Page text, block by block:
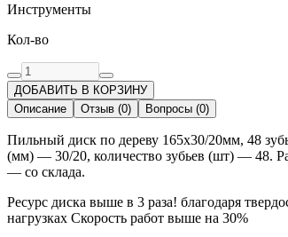
Инструменты
Кол-во
ДОБАВИТЬ В КОРЗИНУ
Описание
Отзыв (0) Вопросы (0)
Пильный диск по дереву 165x30/20мм, 48
(мм) — 30/20, количество зубьев (шт) — 48.
— со склада.
Ресурс диска выше в 3 раза! благодаря
нагрузках Скорость работ выше на 30%